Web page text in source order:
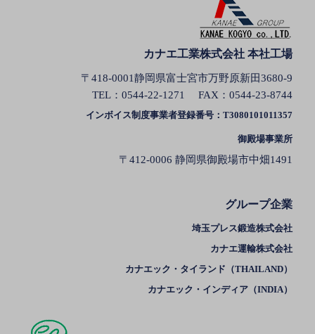
カナエ工業株式会社 本社工場
〒418-0001静岡県富士宮市万野原新田3680-9
TEL：0544-22-1271 FAX：0544-23-8744
インボイス制度事業者登録番号：T3080101011357
御殿場事業所
〒412-0006 静岡県御殿場市中畑1491
グループ企業
埼玉プレス鍛造株式会社
カナエ運輸株式会社
カナエック・タイランド（THAILAND）
カナエック・インディア（INDIA）